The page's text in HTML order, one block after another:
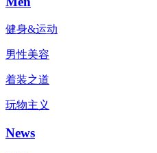
健身&运动
男性美容
着装之道
玩物主义
News